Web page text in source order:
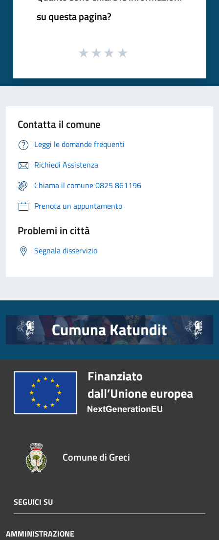
su questa pagina?
Contatta il comune
Leggi le domande frequenti
Richiedi Assistenza
Chiama il comune 0825 861196
Prenota un appuntamento
Problemi in città
Segnala disservizio
Comune di Greci
SEGUICI SU
AMMINISTRAZIONE